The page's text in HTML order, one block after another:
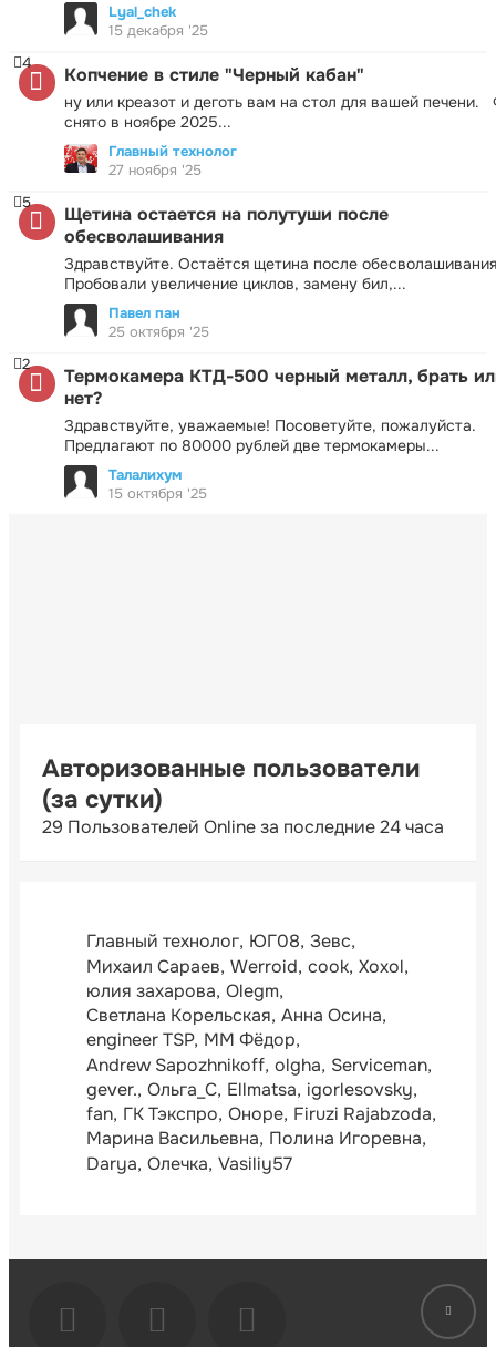
Lyal_chek
15 декабря '25
Копчение в стиле "Черный кабан"
ну или креазот и деготь вам на стол для вашей печени.
снято в ноябре 2025...
4
Главный технолог
27 ноября '25
Щетина остается на полутуши после
обесволашивания
Здравствуйте. Остаётся щетина после
Пробовали увеличение циклов, замену бил,...
5
Павел пан
25 октября '25
Термокамера КТД-500 черный металл, брать
нет?
Здравствуйте, уважаемые! Посоветуйте, пожалуйста.
Предлагают по 80000 рублей две термокамеры...
2
Талалихум
15 октября '25
Авторизованные пользователи
(за сутки)
29 Пользователей Online за последние 24 часа
Главный технолог ЮГ08 Зевс
Михаил Сараев Werroid cook Xoxol
юлия захарова Olegm
Светлана Корельская Анна Осина
engineer TSP ММ Фёдор
Andrew Sapozhnikoff olgha Serviceman
gever. Ольга_С Ellmatsa igorlesovsky
fan ГК Тэкспро Оноре Firuzi Rajabzoda
Марина Васильевна Полина Игоревна
Darya Олечка Vasiliy57